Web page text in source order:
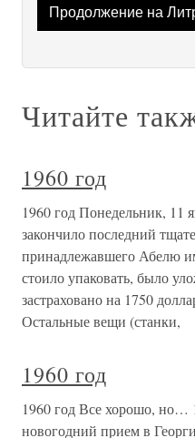
Продолжение на
Читайте
1960 год
1960 год Понедельник, 11
закончило последний
принадлежавшего Абелю
стоило упаковать, было
застраховано на 1750
Остальные вещи (станки,
1960 год
1960 год Все хорошо, но…
новогодний прием в